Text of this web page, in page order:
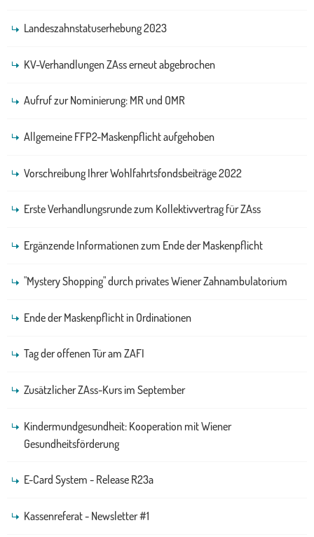
Landeszahnstatuserhebung 2023
KV-Verhandlungen ZAss erneut abgebrochen
Aufruf zur Nominierung: MR und OMR
Allgemeine FFP2-Maskenpflicht aufgehoben
Vorschreibung Ihrer Wohlfahrtsfondsbeiträge 2022
Erste Verhandlungsrunde zum Kollektivvertrag für ZAss
Ergänzende Informationen zum Ende der Maskenpflicht
"Mystery Shopping" durch privates Wiener Zahnambulatorium
Ende der Maskenpflicht in Ordinationen
Tag der offenen Tür am ZAFI
Zusätzlicher ZAss-Kurs im September
Kindermundgesundheit: Kooperation mit Wiener
Gesundheitsförderung
E-Card System - Release R23a
Kassenreferat - Newsletter #1